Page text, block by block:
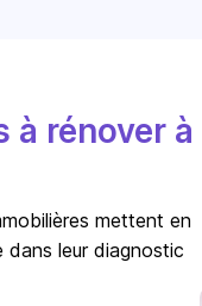
rénover à
mettent en
dans leur diagnostic